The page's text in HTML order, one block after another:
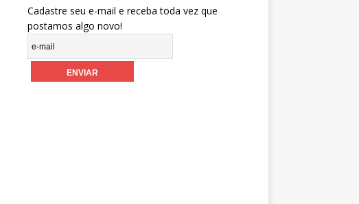
Cadastre seu e-mail e receba toda vez que
postamos algo novo!